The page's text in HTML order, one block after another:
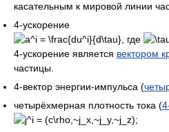
касательным к мировой линии
4-ускорение
, где
4-ускорение является вектором
частицы.
4-вектор энергии-импульса (
четырёхмерная плотность тока (